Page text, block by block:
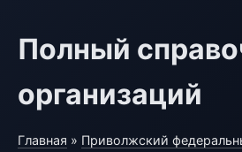
Полный
организаций
Главная » Приволжский